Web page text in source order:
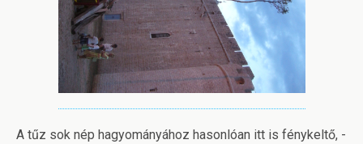
A tűz sok nép hagyományához hasonlóan itt is fénykeltő, -